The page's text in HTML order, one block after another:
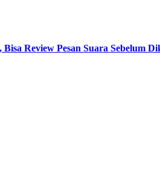
Review Pesan Suara Sebelum